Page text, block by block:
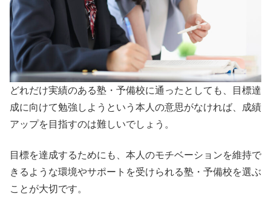
どれだけ実績のある塾・予備校に通ったとしても、目標達
成に向けて勉強しようという本人の意思がなければ、成績
アップを目指すのは難しいでしょう。
目標を達成するためにも、本人のモチベーションを維持で
きるような環境やサポートを受けられる塾・予備校を選ぶ
ことが大切です。